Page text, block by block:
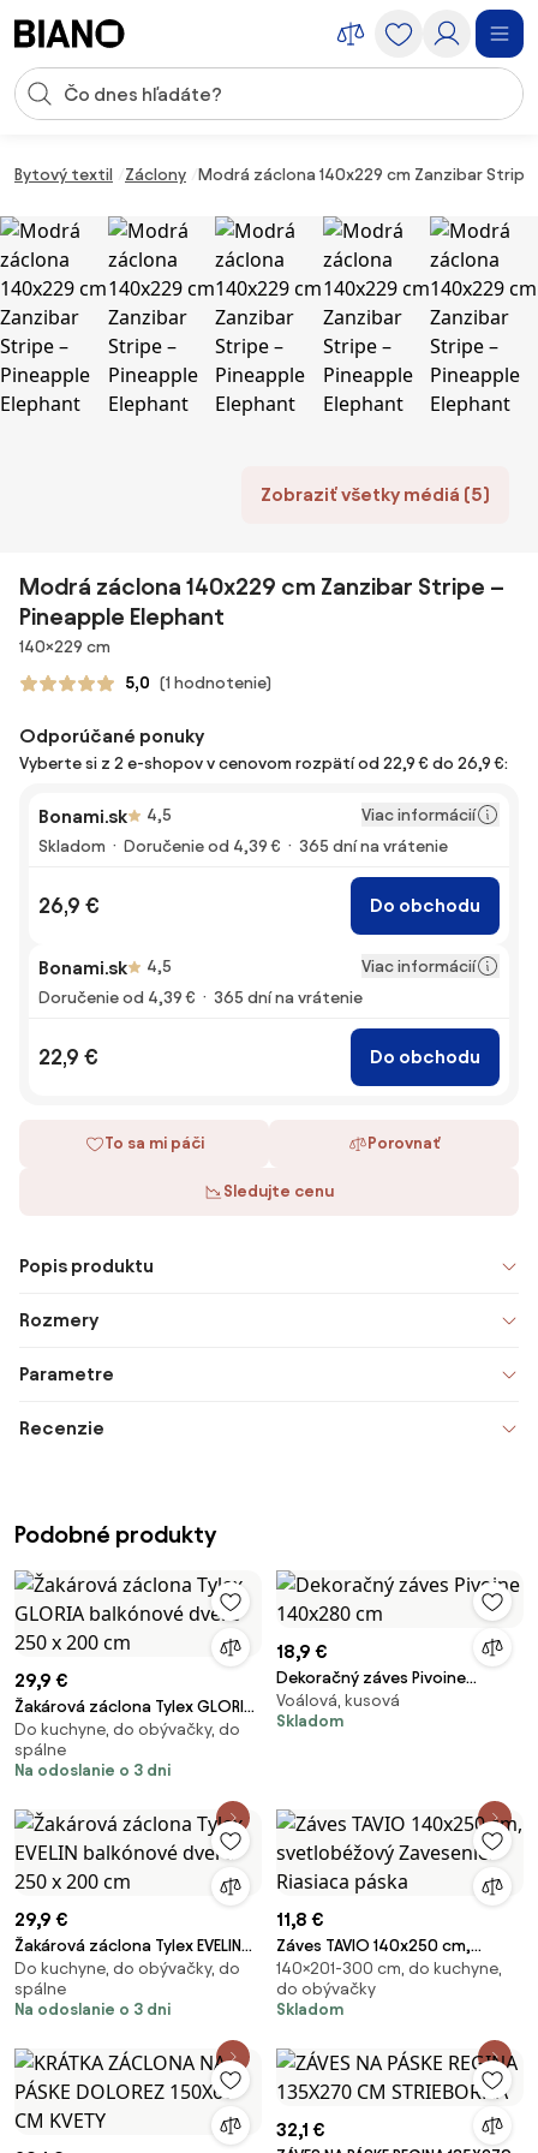
Vstup pre vyhľadávanie
Bytový textil Záclony Modrá záclona 140x229 cm Zanzibar
Zobraziť všetky médiá (5)
Modrá záclona 140x229 cm Zanzibar Stripe –
Pineapple Elephant
Rozmery
140×229 cm
5,0 (1 hodnotenie)
Odporúčané ponuky
Vyberte si z 2 e-shopov v cenovom rozpätí od 22,9 € do 26,9 €:
Bonami.sk 4,5
Viac informácií
Skladom
Doručenie od 4,39 € 365 dní na vrátenie
26,9 € Do obchodu
Bonami.sk 4,5
Viac informácií
Doručenie od 4,39 €
365 dní na vrátenie
22,9 € Do obchodu
To sa mi páči Porovnať
Sledujte cenu
Popis produktu
Rozmery
Parametre
Recenzie
Podobné produkty
29,9 €
Žakárová záclona Tylex GLORIA
balkónové dvere 250 x 200 cm
Do kuchyne, do obývačky, do
spálne
Na odoslanie o 3 dni
18,9 €
Dekoračný záves Pivoine
140x280 cm
Voálová, kusová
Skladom
29,9 €
Žakárová záclona Tylex EVELIN
balkónové dvere 250 x 200 cm
Do kuchyne, do obývačky, do
spálne
Na odoslanie o 3 dni
11,8 €
Záves TAVIO 140x250 cm,
svetlobéžový Zavesenie:
Riasiaca páska
140×201-300 cm, do kuchyne,
do obývačky
Skladom
32,1 €